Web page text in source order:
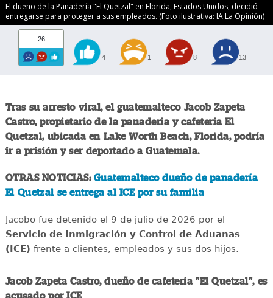
El dueño de la Panadería "El Quetzal" en Florida, Estados Unidos, decidió
entregarse para proteger a sus empleados. (Foto ilustrativa: IA La Opinión)
26
4 1 8 13
Tras su arresto viral, el guatemalteco Jacob Zapeta
Castro, propietario de la panadería y cafetería El
Quetzal, ubicada en Lake Worth Beach, Florida, podría
ir a prisión y ser deportado a Guatemala.
OTRAS NOTICIAS: Guatemalteco dueño de panadería
El Quetzal se entrega al ICE por su familia
Jacobo fue detenido el 9 de julio de 2026 por el
Servicio de Inmigración y Control de Aduanas
(ICE) frente a clientes, empleados y sus dos hijos.
Jacob Zapeta Castro, dueño de cafetería "El Quetzal", es
acusado por ICE